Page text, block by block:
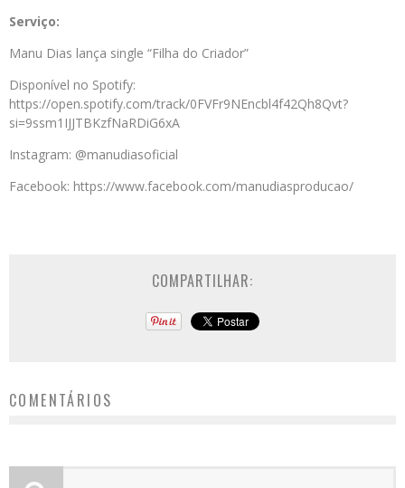
Serviço:
Manu Dias lança single “Filha do Criador”
Disponível no Spotify:
https://open.spotify.com/track/0FVFr9NEncbl4f42Qh8Qvt?
si=9ssm1IJJTBKzfNaRDiG6xA
Instagram: @manudiasoficial
Facebook: https://www.facebook.com/manudiasproducao/
COMPARTILHAR:
COMENTÁRIOS